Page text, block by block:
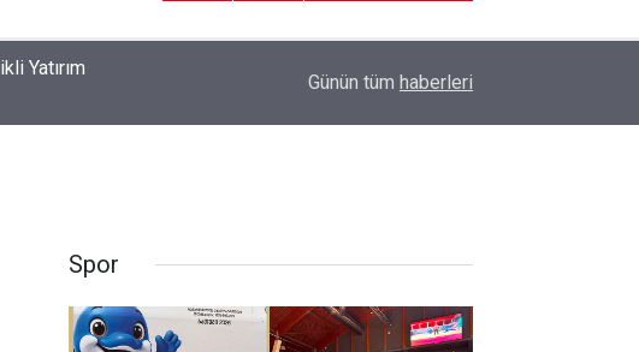
Konya’da Basın Mensuplarına Yönelik İHA-1
Günün tüm haberleri
Spor